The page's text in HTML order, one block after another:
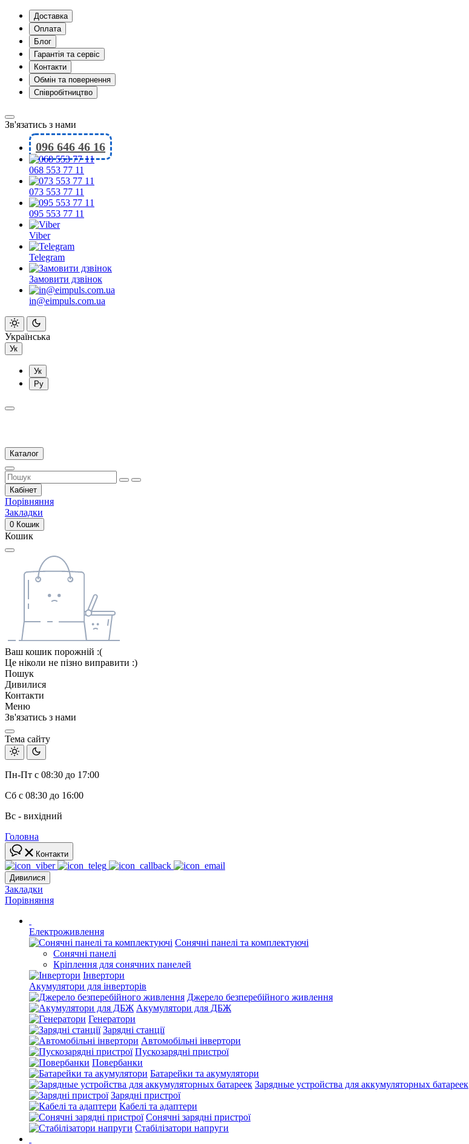
Доставка
Оплата
Блог
Гарантія та сервіс
Контакти
Обмін та повернення
Співробітництво
Зв'язатись з нами
096 646 46 16
068 553 77 11
073 553 77 11
095 553 77 11
Viber
Telegram
Замовити дзвінок
in@eimpuls.com.ua
Українська
Ук
Ук
Ру
Каталог
Кабінет
Порівняння
Закладки
0 Кошик
Кошик
Ваш кошик порожній :(
Це ніколи не пізно виправити :)
Пошук
Дивилися
Контакти
Меню
Зв'язатись з нами
Тема сайту
Пн-Пт с 08:30 до 17:00
Сб с 08:30 до 16:00
Вс - вихідний
Головна
Контакти
Дивилися
Закладки
Порівняння
Електроживлення
Сонячні панелі та комплектуючі
Сонячні панелі
Кріплення для сонячних панелей
Інвертори
Акумулятори для інверторів
Джерело безперебійного живлення
Акумулятори для ДБЖ
Генератори
Зарядні станції
Автомобільні інвертори
Пускозарядні пристрої
Повербанки
Батарейки та акумулятори
Зарядные устройства для аккумуляторных батареек
Зарядні пристрої
Кабелі та адаптери
Сонячні зарядні пристрої
Стабілізатори напруги